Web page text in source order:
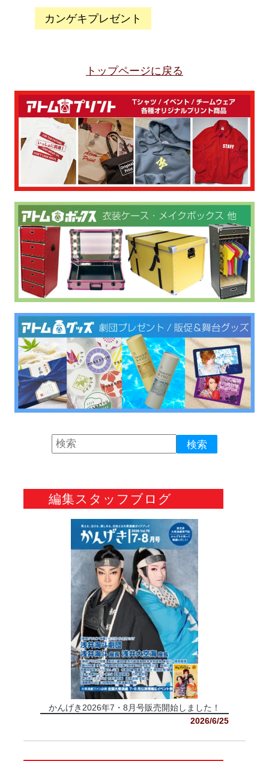
カンゲキプレゼント
トップページに戻る
編集スタッフブログ
かんげき2026年7・8月号販売開始しました！
2026/6/25